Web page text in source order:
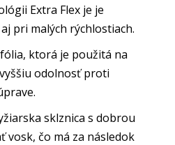
Extra Flex je je
pri malých rýchlostiach.
ktorá je použitá na
odolnosť proti
sklznica s dobrou
čo má za následok